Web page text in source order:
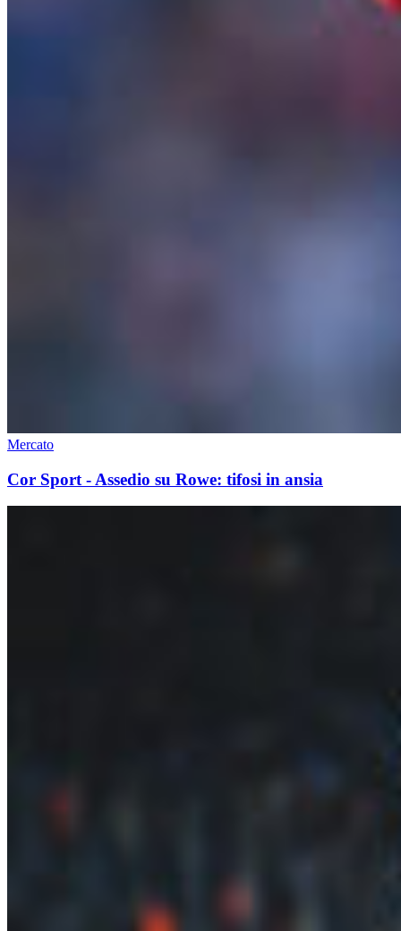
Mercato
Cor Sport - Assedio su Rowe: tifosi in ansia